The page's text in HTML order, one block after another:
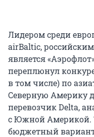
Лидером среди
airBaltic,
является
переплюнул
в том числе) по
Северную Америку
перевозчик Delta,
с Южной Америкой.
бюджетный